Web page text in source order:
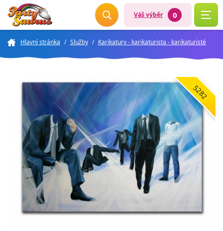
Váš výběr 0
Hlavní stránka / Služby / Karikatury - karikaturista - karikaturisté
5282